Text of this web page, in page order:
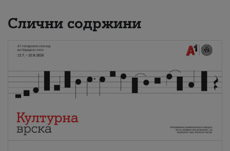
Слични содржини